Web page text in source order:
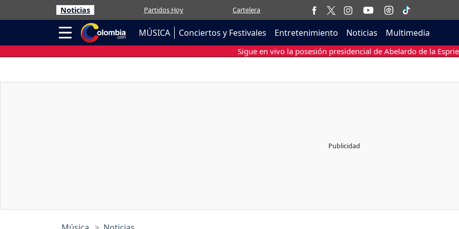
Noticias Partidos Hoy Cartelera
MÚSICA Conciertos y Festivales Entretenimiento Noticias Multimedia
Sigue en vivo la posesión presidencial de Abelardo de la